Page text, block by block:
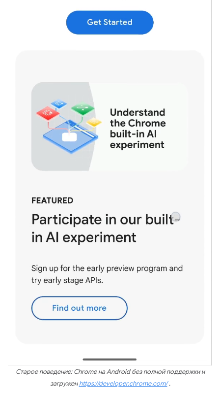
Старое поведение: Chrome на Android без полной поддержки и
загруженhttps://developer.chrome.com/.